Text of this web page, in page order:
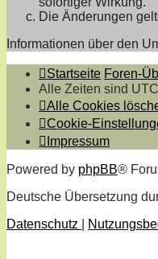
Die Änderungen
Informationen über den
Startseite Foren-
Alle Zeiten sind
Alle Cookies
Cookie-
Impressum
Powered by phpBB®
Deutsche Übersetzung
Datenschutz